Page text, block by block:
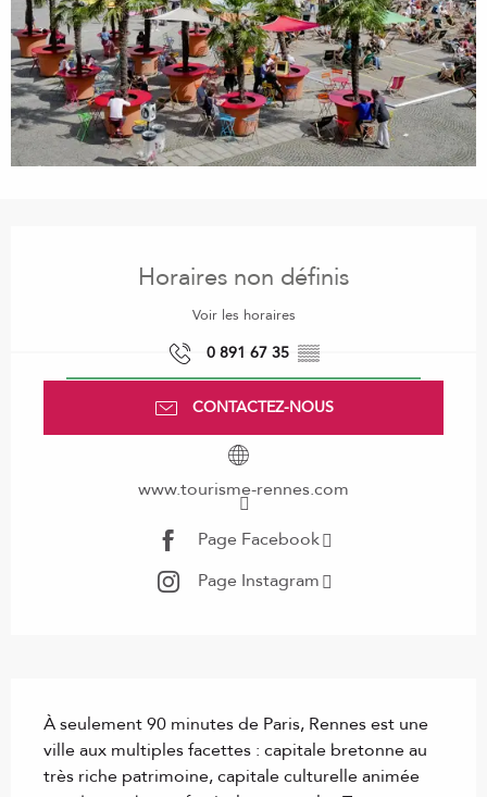
Horaires non définis
Voir les horaires
0 891 67 35 ▒▒
CONTACTEZ-NOUS
www.tourisme-rennes.com
Page Facebook
Page Instagram
À seulement 90 minutes de Paris, Rennes est une
ville aux multiples facettes : capitale bretonne au
très riche patrimoine, capitale culturelle animée